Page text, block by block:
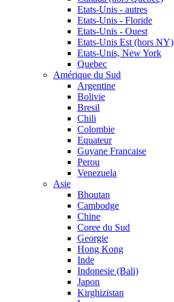
Etats-Unis - autres
Etats-Unis - Floride
Etats-Unis - Ouest
Etats-Unis Est (hors NY)
Etats-Unis, New York
Quebec
Amérique du Sud
Argentine
Bolivie
Bresil
Chili
Colombie
Equateur
Guyane Francaise
Perou
Venezuela
Asie
Bhoutan
Cambodge
Chine
Coree du Sud
Georgie
Hong Kong
Inde
Indonesie (Bali)
Japon
Kirghizistan